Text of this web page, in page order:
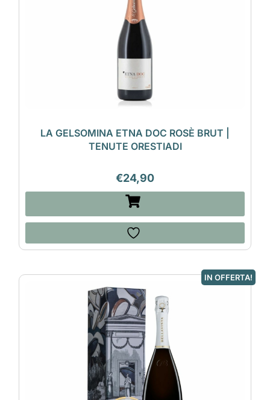
LA GELSOMINA ETNA DOC ROSÈ BRUT |
TENUTE ORESTIADI
€24,90
IN OFFERTA!